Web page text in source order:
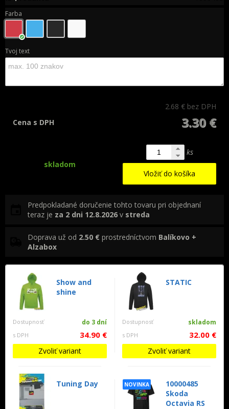
Farba
Tvoj text
2.68 € bez DPH
3.30 €
Cena s DPH
skladom
ks
Vložiť do košíka
Predpokladané doručenie tohto tovaru pri objednaní
teraz je za 2 dni 12.8.2026 v streda
Doprava už od 2.50 € prostredníctvom Balíkovo +
Alzabox
Show and
shine
Dostupnosť do 3 dní
s DPH 34.90 €
Zvoliť variant
STATIC
Dostupnosť skladom
s DPH 32.00 €
Zvoliť variant
Tuning Day NOVINKA
10000485
Skoda
Octavia RS